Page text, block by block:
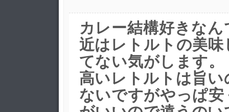
カレー結構好きな
近はレトルトの美
てない気がします
高いレトルトは旨
ないですがやっぱ